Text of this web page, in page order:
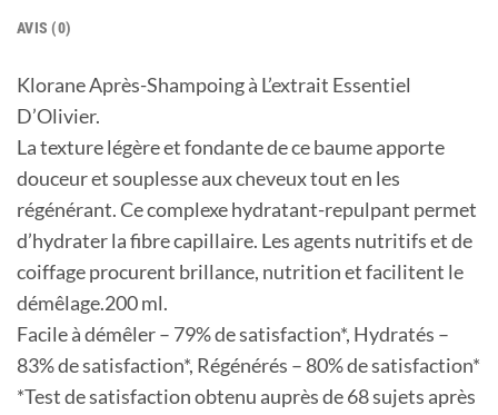
AVIS (0)
Klorane Après-Shampoing à L’extrait Essentiel
D’Olivier.
La texture légère et fondante de ce baume apporte
douceur et souplesse aux cheveux tout en les
régénérant. Ce complexe hydratant-repulpant permet
d’hydrater la fibre capillaire. Les agents nutritifs et de
coiffage procurent brillance, nutrition et facilitent le
démêlage.200 ml.
Facile à démêler – 79% de satisfaction*, Hydratés –
83% de satisfaction*, Régénérés – 80% de satisfaction*
*Test de satisfaction obtenu auprès de 68 sujets après